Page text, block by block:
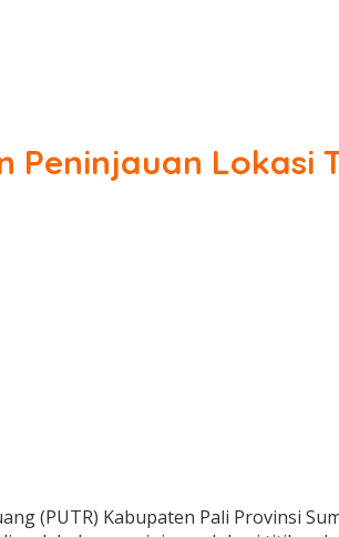
Peninjauan Lokasi
(PUTR) Kabupaten Pali Provinsi